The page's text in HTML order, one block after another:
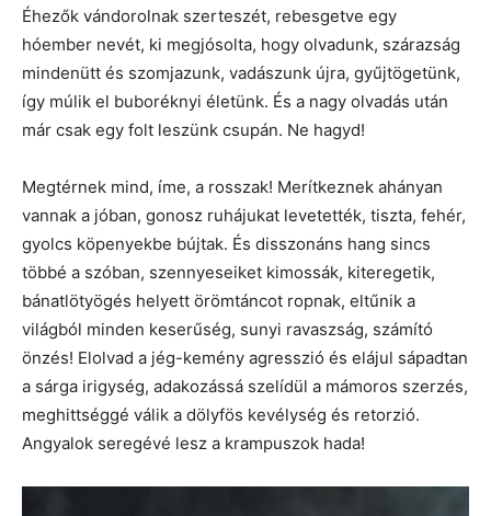
Éhezők vándorolnak szerteszét, rebesgetve egy
hóember nevét, ki megjósolta, hogy olvadunk, szárazság
mindenütt és szomjazunk, vadászunk újra, gyűjtögetünk,
így múlik el buboréknyi életünk. És a nagy olvadás után
már csak egy folt leszünk csupán. Ne hagyd!
Megtérnek mind, íme, a rosszak! Merítkeznek ahányan
vannak a jóban, gonosz ruhájukat levetették, tiszta, fehér,
gyolcs köpenyekbe bújtak. És disszonáns hang sincs
többé a szóban, szennyeseiket kimossák, kiteregetik,
bánatlötyögés helyett örömtáncot ropnak, eltűnik a
világból minden keserűség, sunyi ravaszság, számító
önzés! Elolvad a jég-kemény agresszió és elájul sápadtan
a sárga irigység, adakozássá szelídül a mámoros szerzés,
meghittséggé válik a dölyfös kevélység és retorzió.
Angyalok seregévé lesz a krampuszok hada!